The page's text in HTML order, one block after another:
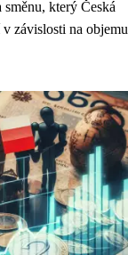
který Česká
v závislosti na objemu